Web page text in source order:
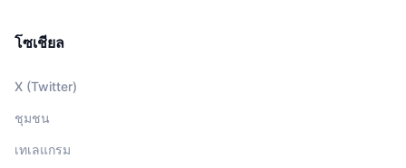
โซเชียล
X (Twitter)
ชุมชน
เทเลแกรม